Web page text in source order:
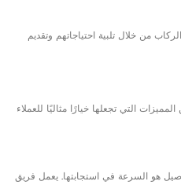
من خلال تلبية احتياجاتهم وتقديم
التي تجعلها خيارًا مثاليًا للعملاء
هو السرعة في استجابتها. يعمل فريق